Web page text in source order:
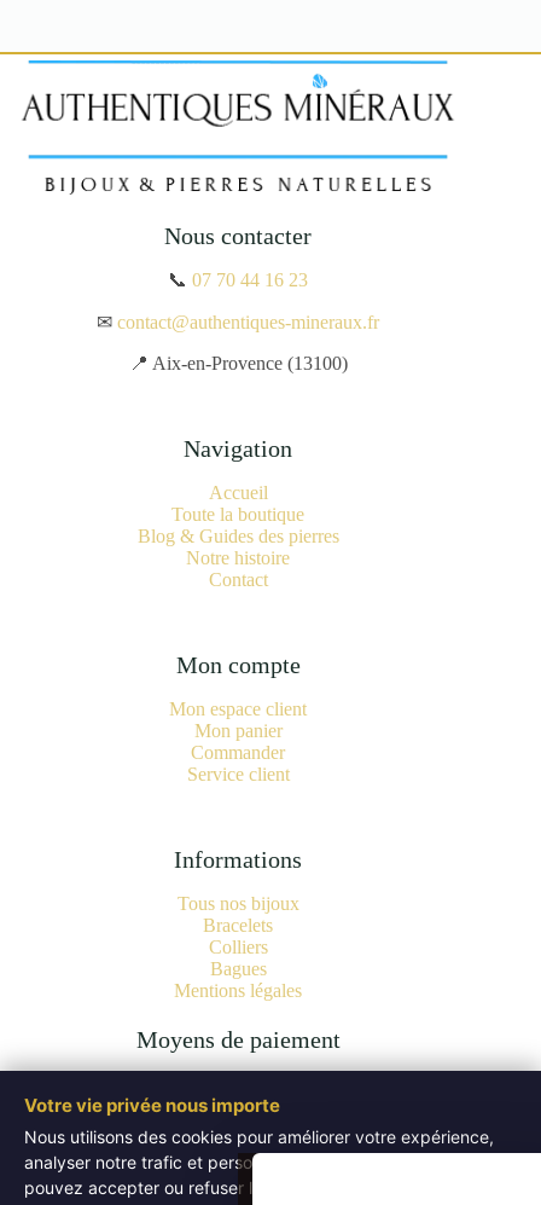
Nous contacter
📞07 70 44 16 23
✉contact@authentiques-mineraux.fr
📍 Aix-en-Provence (13100)
Navigation
Accueil
Toute la boutique
Blog & Guides des pierres
Notre histoire
Contact
Mon compte
Mon espace client
Mon panier
Commander
Service client
Informations
Tous nos bijoux
Bracelets
Colliers
Bagues
Mentions légales
Moyens de paiement
Copyright © 2026 Bijoux Pierres Naturelles | Lithothérapie -
Authentiques Minéraux - WordPress Theme by
Votre vie privée nous importe
Nous utilisons des cookies pour améliorer votre expérience,
analyser notre trafic et personnaliser les publicités. Vous
pouvez accepter ou refuser les cookies non essentiels.